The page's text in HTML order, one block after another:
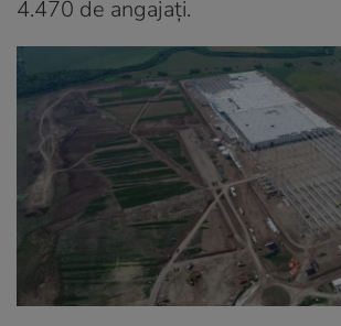
4.470 de angajați.